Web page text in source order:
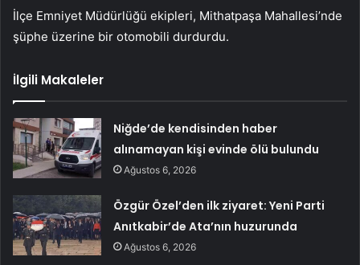
İlçe Emniyet Müdürlüğü ekipleri, Mithatpaşa Mahallesi’nde
şüphe üzerine bir otomobili durdurdu.
İlgili Makaleler
Niğde’de kendisinden haber
alınamayan kişi evinde ölü bulundu
Ağustos 6, 2026
Özgür Özel’den ilk ziyaret: Yeni Parti
Anıtkabir’de Ata’nın huzurunda
Ağustos 6, 2026